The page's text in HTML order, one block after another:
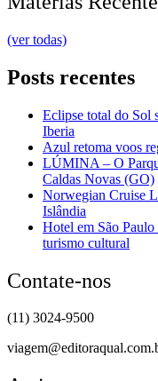
(ver todas)
Posts recentes
Eclipse total do Sol
Iberia
Azul retoma voos
LÚMINA – O
Caldas Novas (GO)
Norwegian Cruise
Islândia
Hotel em São
turismo cultural
Contate-nos
(11) 3024-9500